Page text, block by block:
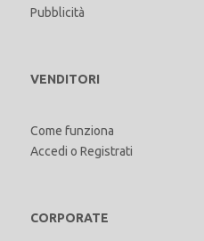
Pubblicità
VENDITORI
Come funziona
Accedi o Registrati
CORPORATE